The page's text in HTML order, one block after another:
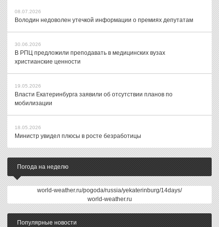
08.07.2026
Володин недоволен утечкой информации о премиях депутатам
30.06.2026
В РПЦ предложили преподавать в медицинских вузах
христианские ценности
19.05.2026
Власти Екатеринбурга заявили об отсутствии планов по
мобилизации
18.05.2026
Министр увидел плюсы в росте безработицы
Погода на неделю
world-weather.ru/pogoda/russia/yekaterinburg/14days/
world-weather.ru
Популярные новости